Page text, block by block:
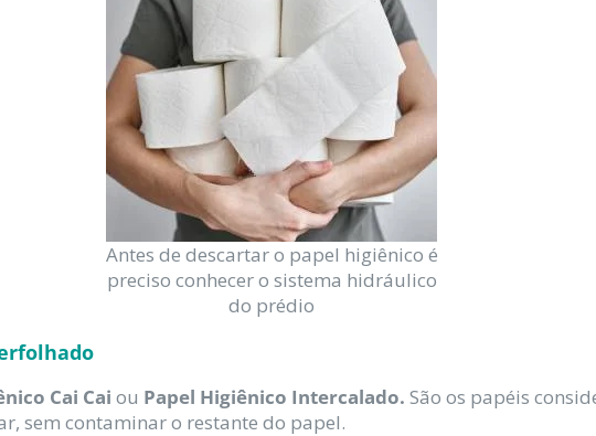
Antes de descartar o papel higiênico é
preciso conhecer o sistema hidráulico
do prédio
Cai Cai ou Papel Higiênico Intercalado. São os papéis
sem contaminar o restante do papel.